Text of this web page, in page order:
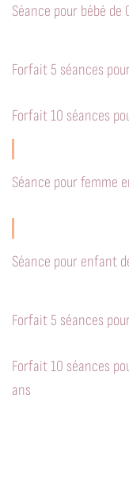
Séance pour bébé de
Forfait 5 séances
Forfait 10 séances
Séance pour femme
Séance pour enfant
Forfait 5 séances
Forfait 10 séances
ans